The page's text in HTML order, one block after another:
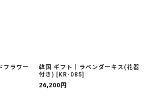
フラワー
韓国 ギフト｜ラベンダーキス(花器
付き) [ KR-085]
26,200 円